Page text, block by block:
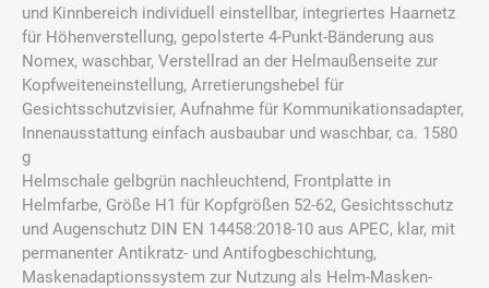
und Kinnbereich individuell einstellbar, integriertes Haarnetz
für Höhenverstellung, gepolsterte 4-Punkt-Bänderung aus
Nomex, waschbar, Verstellrad an der Helmaußenseite zur
Kopfweiteneinstellung, Arretierungshebel für
Gesichtsschutzvisier, Aufnahme für Kommunikationsadapter,
Innenausstattung einfach ausbaubar und waschbar, ca. 1580
g
Helmschale gelbgrün nachleuchtend, Frontplatte in
Helmfarbe, Größe H1 für Kopfgrößen 52-62, Gesichtsschutz
und Augenschutz DIN EN 14458:2018-10 aus APEC, klar, mit
permanenter Antikratz- und Antifogbeschichtung,
Maskenadaptionssystem zur Nutzung als Helm-Masken-